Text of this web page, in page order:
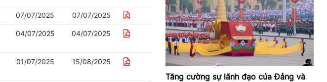
07/07/2025 07/07/2025
04/07/2025 04/07/2025
01/07/2025 15/08/2025
Tăng cường sự lãnh đạo của Đảng và